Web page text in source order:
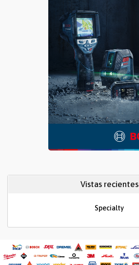
Vistas recientes
Specialty